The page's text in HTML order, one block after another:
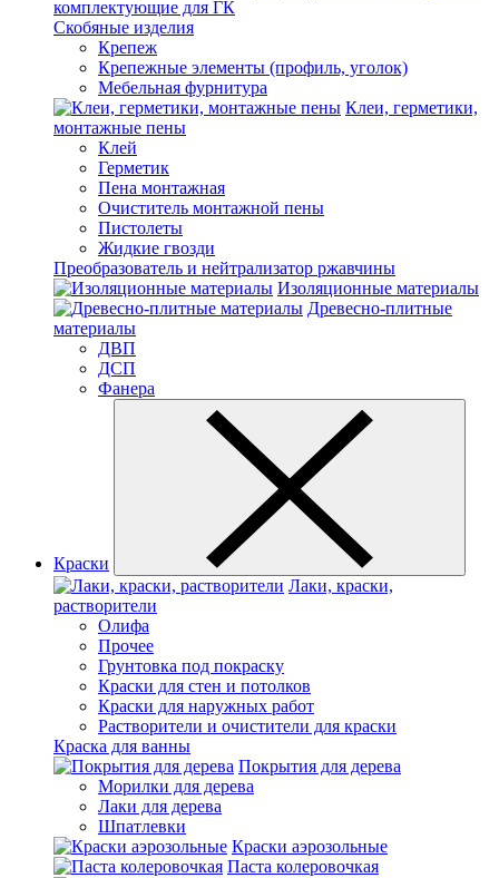
комплектующие для ГК
Скобяные изделия
Крепеж
Крепежные элементы (профиль, уголок)
Мебельная фурнитура
Клеи, герметики,
монтажные пены
Клей
Герметик
Пена монтажная
Очиститель монтажной пены
Пистолеты
Жидкие гвозди
Преобразователь и нейтрализатор ржавчины
Изоляционные материалы
Древесно-плитные
материалы
ДВП
ДСП
Фанера
Краски
Лаки, краски,
растворители
Олифа
Прочее
Грунтовка под покраску
Краски для стен и потолков
Краски для наружных работ
Растворители и очистители для краски
Краска для ванны
Покрытия для дерева
Морилки для дерева
Лаки для дерева
Шпатлевки
Краски аэрозольные
Паста колеровочкая